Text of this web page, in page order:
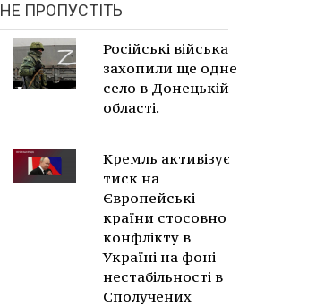
НЕ ПРОПУСТІТЬ
Російські війська
захопили ще одне
село в Донецькій
області.
Кремль активізує
тиск на
Європейські
країни стосовно
конфлікту в
Україні на фоні
нестабільності в
Сполучених